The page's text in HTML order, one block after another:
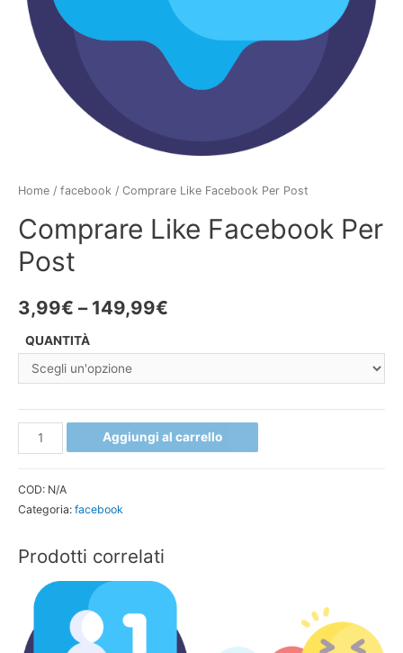
Home / facebook / Comprare Like Facebook Per Post
Comprare Like Facebook Per
Post
3,99€ – 149,99€
QUANTITÀ
Comprare
Like
Aggiungi al carrello
COD: N/A
Categoria: facebook
Prodotti correlati